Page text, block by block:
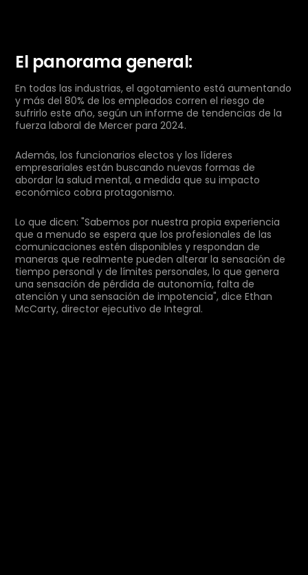
El panorama general:
En todas las industrias, el agotamiento está aumentando
y más del 80% de los empleados corren el riesgo de
sufrirlo este año, según un informe de tendencias de la
fuerza laboral de Mercer para 2024.
Además, los funcionarios electos y los líderes
empresariales están buscando nuevas formas de
abordar la salud mental, a medida que su impacto
económico cobra protagonismo.
Lo que dicen: "Sabemos por nuestra propia experiencia
que a menudo se espera que los profesionales de las
comunicaciones estén disponibles y respondan de
maneras que realmente pueden alterar la sensación de
tiempo personal y de límites personales, lo que genera
una sensación de pérdida de autonomía, falta de
atención y una sensación de impotencia", dice Ethan
McCarty, director ejecutivo de Integral.